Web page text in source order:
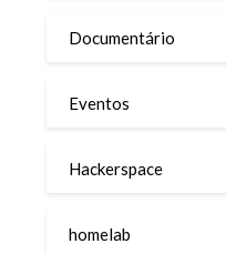
Documentário
Eventos
Hackerspace
homelab